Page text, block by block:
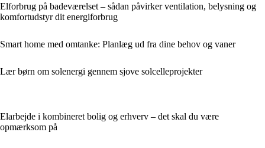
Elforbrug på badeværelset – sådan påvirker ventilation, belysning og
komfortudstyr dit energiforbrug
Smart home med omtanke: Planlæg ud fra dine behov og vaner
Lær børn om solenergi gennem sjove solcelleprojekter
Elarbejde i kombineret bolig og erhverv – det skal du være
opmærksom på